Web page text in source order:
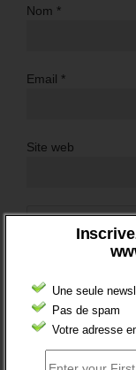
Une seule
Pas de spam
Votre adresse
Nom *
Email *
Site web